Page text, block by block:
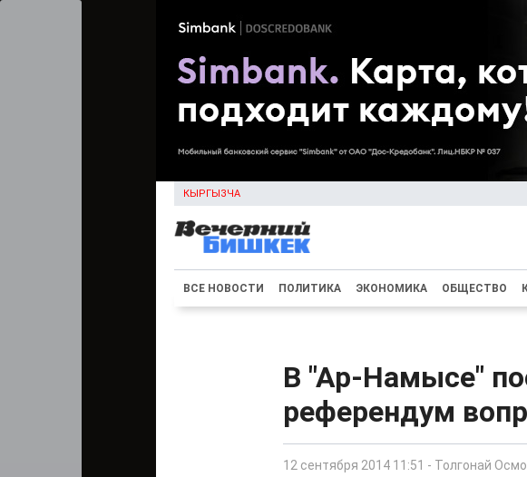
КЫРГЫЗЧА
ВСЕ НОВОСТИ ПОЛИТИКА ЭКОНОМИКА ОБЩЕСТВО
В "Ар-Намысе"
референдум
12 сентября 2014 11:51 - Толгонай